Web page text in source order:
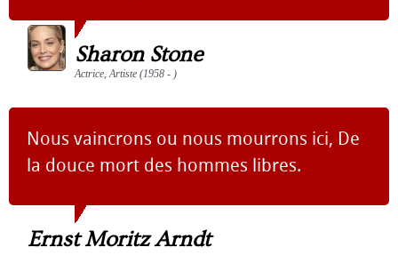
Sharon Stone
Actrice, Artiste (1958 - )
Nous vaincrons ou nous mourrons ici, De
la douce mort des hommes libres.
Ernst Moritz Arndt